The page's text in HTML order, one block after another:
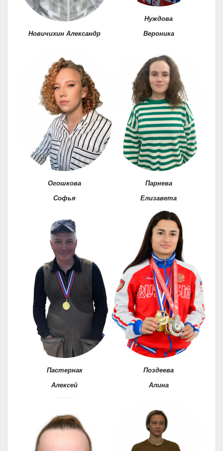
Новичихин Александр
Нуждова
Вероника
Огошкова
Софья
Парнева
Елизавета
Пастернак
Алексей
Поздеева
Алина